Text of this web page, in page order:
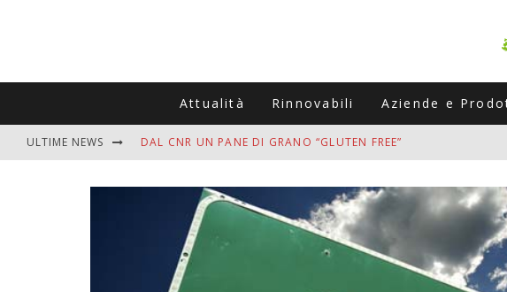
Attualità Rinnovabili Aziende e
ULTIME NEWS DAL CNR UN PANE DI GRANO “GLUTEN FREE”
MUTTI ASSUME A OLIVETO CITRA 400 COLLABORATORI
ZANZARE IN VACANZA? I 3 ERRORI PIÙ COMUNI CHE
ADDIO BOLLETTE SALATE? LA NUOVA FRONTIERA DEL